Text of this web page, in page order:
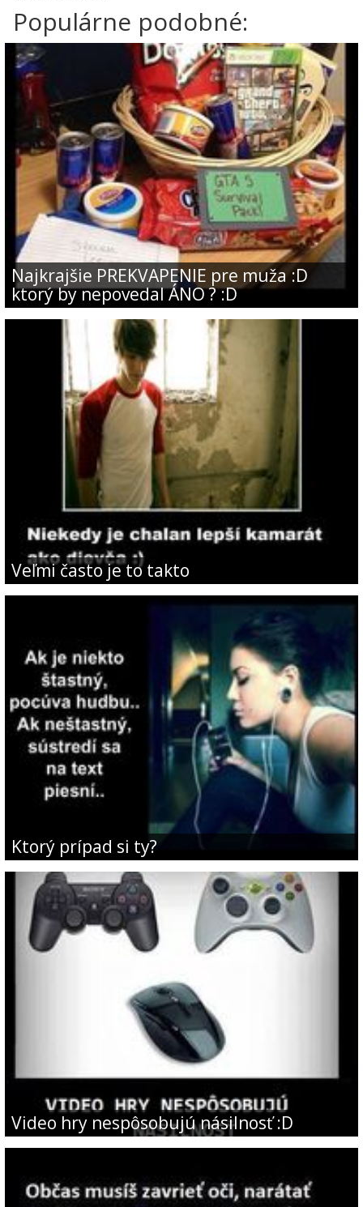
Populárne podobné:
Najkrajšie PREKVAPENIE pre muža :D
ktorý by nepovedal ÁNO ? :D
Veľmi často je to takto
Ktorý prípad si ty?
Video hry nespôsobujú násilnosť :D